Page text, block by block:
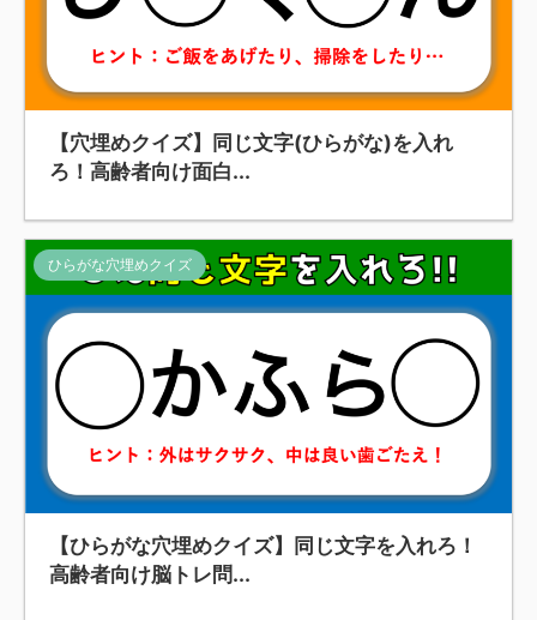
【穴埋めクイズ】同じ文字(ひらがな)を入れ
ろ！高齢者向け面白...
ひらがな穴埋めクイズ
【ひらがな穴埋めクイズ】同じ文字を入れろ！
高齢者向け脳トレ問...